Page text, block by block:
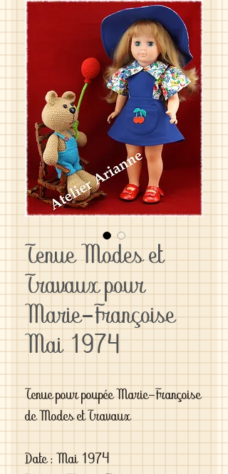
Tenue Modes et
Travaux pour
Marie-Françoise
Mai 1974
Tenue pour poupée Marie-Françoise
de Modes et Travaux
Date : Mai 1974